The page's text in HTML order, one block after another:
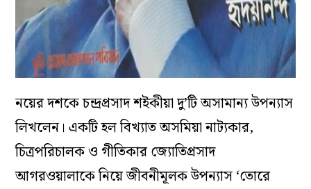
নয়ের দশকে চন্দ্রপ্রসাদ শইকীয়া দু’টি অসামান্য উপন্যাস
লিখলেন। একটি হল বিখ্যাত অসমিয়া নাট‍্যকার,
চিত্রপরিচালক ও গীতিকার জ‍্যোতিপ্রসাদ
আগরওয়ালাকে নিয়ে জীবনীমূলক উপন্যাস ‘তোরে